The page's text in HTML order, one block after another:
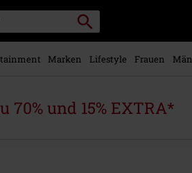
Packstation
suchen
Marken Lifestyle Frauen
70% und 15% EXTRA*